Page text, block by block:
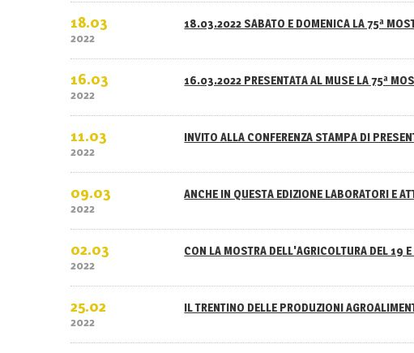
18.03
2022
18.03.2022 SABATO E DOMENICA LA 75ª
16.03
2022
16.03.2022 PRESENTATA AL MUSE LA 75ª
11.03
2022
INVITO ALLA CONFERENZA STAMPA DI
09.03
2022
ANCHE IN QUESTA EDIZIONE LABORATORI E
02.03
2022
CON LA MOSTRA DELL'AGRICOLTURA DEL 19
25.02
2022
IL TRENTINO DELLE PRODUZIONI